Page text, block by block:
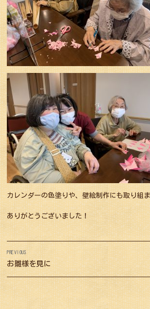
カレンダーの色塗りや、壁絵制作にも取り組
ありがとうございました！
投
稿
ナ
ビ
ゲ
PREVIOUS
Previous
post:
お雛様を見に